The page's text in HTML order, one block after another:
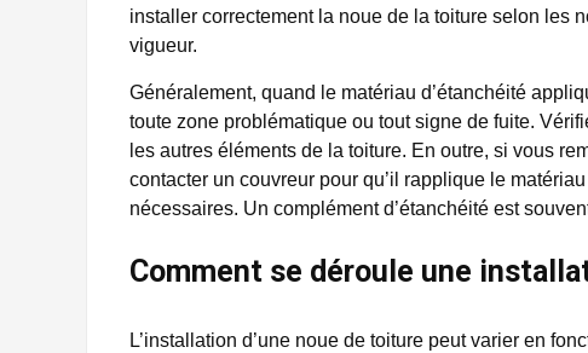
installer correctement la noue de la toiture selon les
vigueur.
Généralement, quand le matériau d’étanchéité
toute zone problématique ou tout signe de fuite.
les autres éléments de la toiture. En outre, si vous
contacter un couvreur pour qu’il rapplique le
nécessaires. Un complément d’étanchéité est
Comment se déroule une
L’installation d’une noue de toiture peut varier en